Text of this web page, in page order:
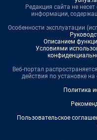
Редакция сайта не
информации,
Особенности эксплуатации
Описанием
Условиями
Веб-портал
действия по установке
Политика
Пользовательское